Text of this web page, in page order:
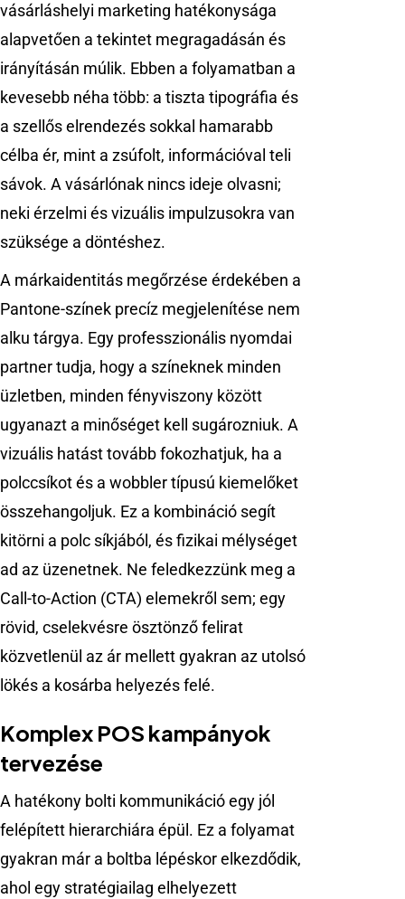
vásárláshelyi marketing hatékonysága
alapvetően a tekintet megragadásán és
irányításán múlik. Ebben a folyamatban a
kevesebb néha több: a tiszta tipográfia és
a szellős elrendezés sokkal hamarabb
célba ér, mint a zsúfolt, információval teli
sávok. A vásárlónak nincs ideje olvasni;
neki érzelmi és vizuális impulzusokra van
szüksége a döntéshez.
A márkaidentitás megőrzése érdekében a
Pantone-színek precíz megjelenítése nem
alku tárgya. Egy professzionális nyomdai
partner tudja, hogy a színeknek minden
üzletben, minden fényviszony között
ugyanazt a minőséget kell sugározniuk. A
vizuális hatást tovább fokozhatjuk, ha a
polccsíkot és a wobbler típusú kiemelőket
összehangoljuk. Ez a kombináció segít
kitörni a polc síkjából, és fizikai mélységet
ad az üzenetnek. Ne feledkezzünk meg a
Call-to-Action (CTA) elemekről sem; egy
rövid, cselekvésre ösztönző felirat
közvetlenül az ár mellett gyakran az utolsó
lökés a kosárba helyezés felé.
Komplex POS kampányok
tervezése
A hatékony bolti kommunikáció egy jól
felépített hierarchiára épül. Ez a folyamat
gyakran már a boltba lépéskor elkezdődik,
ahol egy stratégiailag elhelyezett